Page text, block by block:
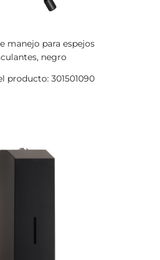
manejo para espejos
negro
producto: 301501090